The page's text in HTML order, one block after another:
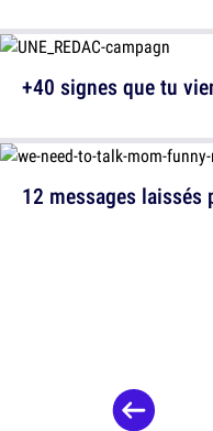
12 messages laissés
+40 signes que tu